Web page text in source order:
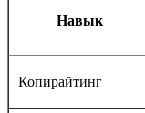
Навык
Копирайтинг